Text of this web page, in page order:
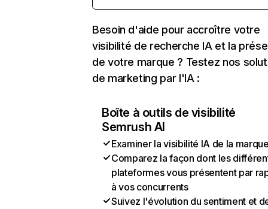
Besoin d'aide pour accroître votre
visibilité de recherche IA et la
de votre marque ? Testez nos
de marketing par l'IA :
Boîte à outils de visibilité
Semrush AI
Examiner la visibilité IA de la
Comparez la façon dont les
plateformes vous présentent par
à vos concurrents
Suivez l'évolution du sentiment et